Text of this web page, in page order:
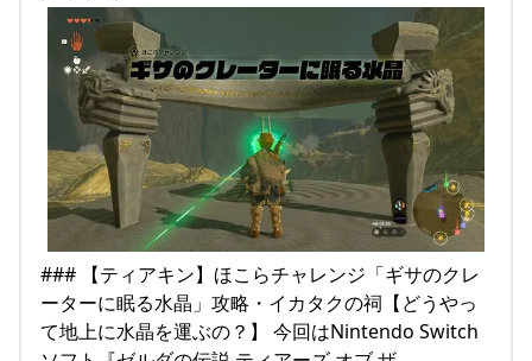
### 【ティアキン】ほこらチャレンジ「ギサのクレ
ーターに眠る水晶」攻略・イカタクの祠【どうやっ
て地上に水晶を運ぶの？】 今回はNintendo Switch